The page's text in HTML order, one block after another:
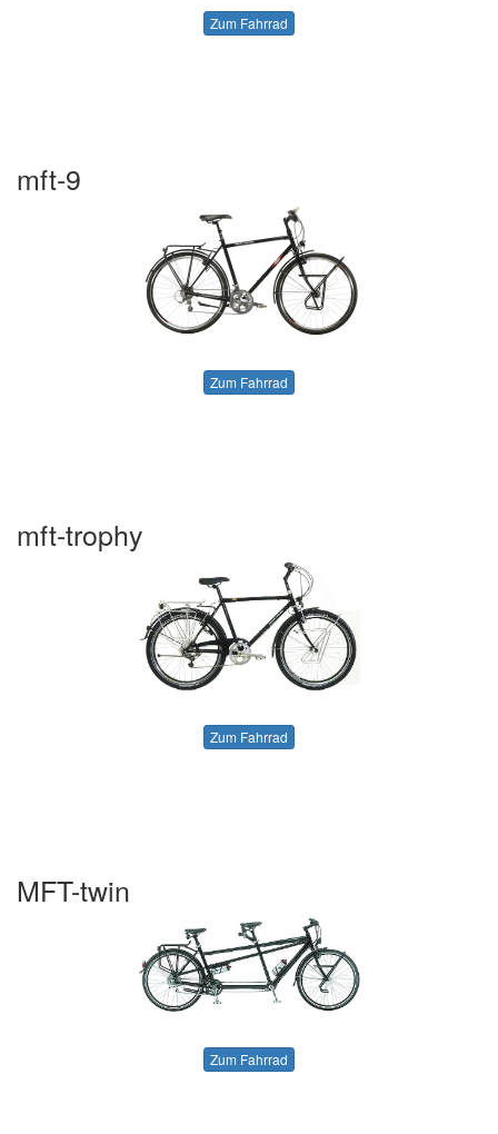
Zum Fahrrad
mft-9
Zum Fahrrad
mft-trophy
Zum Fahrrad
MFT-twin
Zum Fahrrad